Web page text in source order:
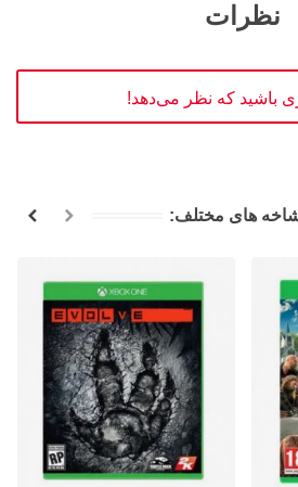
نظرات
باشید که نظر می‌دهد!